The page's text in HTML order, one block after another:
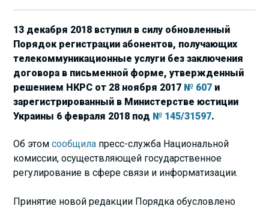
13 декабря 2018 вступил в силу обновленный
Порядок регистрации абонентов, получающих
телекоммуникационные услуги без заключения
договора в письменной форме, утвержденный
решением НКРС от 28 ноября 2017 № 607 и
зарегистрированный в Министерстве юстиции
Украины 6 февраля 2018 под № 145/31597.
Об этомсообщила пресс-служба Национальной
комиссии, осуществляющей государственное
регулирование в сфере связи и информатизации.
Принятие новой редакции Порядка обусловлено